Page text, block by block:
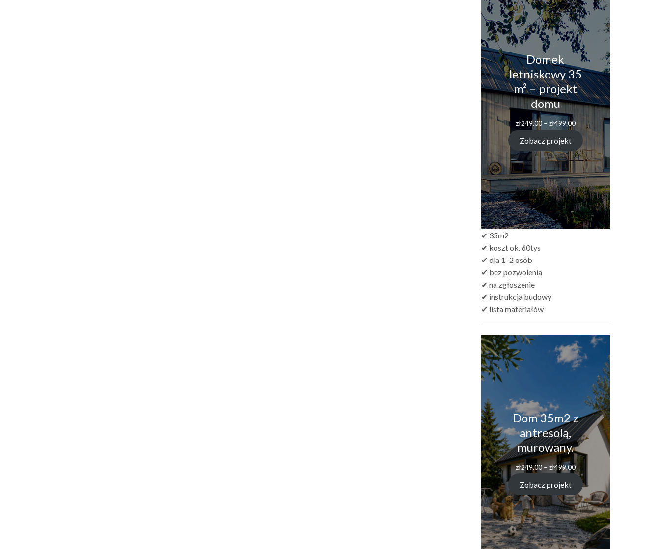
Domek
letniskowy 35
m² – projekt
domu
zł249.00 – zł499.00Zakres
cen:
od
zł249.00
do
zł499.00
Zobacz projekt
✔ 35m2
✔ koszt ok. 60tys
✔ dla 1–2 osób
✔ bez pozwolenia
✔ na zgłoszenie
✔ instrukcja budowy
✔ lista materiałów
Dom 35m2 z
antresolą,
murowany.
zł249.00 – zł499.00Zakres
cen:
od
zł249.00
do
zł499.00
Zobacz projekt